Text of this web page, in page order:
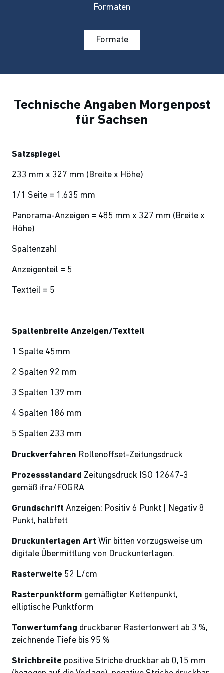
Formaten
Formate
Technische Angaben Morgenpost
für Sachsen
Satzspiegel
233 mm x 327 mm (Breite x Höhe)
1/1 Seite = 1.635 mm
Panorama-Anzeigen = 485 mm x 327 mm (Breite x
Höhe)
Spaltenzahl
Anzeigenteil = 5
Textteil = 5
Spaltenbreite Anzeigen/Textteil
1 Spalte 45mm
2 Spalten 92 mm
3 Spalten 139 mm
4 Spalten 186 mm
5 Spalten 233 mm
Druckverfahren Rollenoffset-Zeitungsdruck
Prozessstandard Zeitungsdruck ISO 12647-3
gemäß ifra/FOGRA
Grundschrift Anzeigen: Positiv 6 Punkt | Negativ 8
Punkt, halbfett
Druckunterlagen Art Wir bitten vorzugsweise um
digitale Übermittlung von Druckunterlagen.
Rasterweite 52 L/cm
Rasterpunktform gemäßigter Kettenpunkt,
elliptische Punktform
Tonwertumfang druckbarer Rastertonwert ab 3 %,
zeichnende Tiefe bis 95 %
Strichbreite positive Striche druckbar ab 0,15 mm